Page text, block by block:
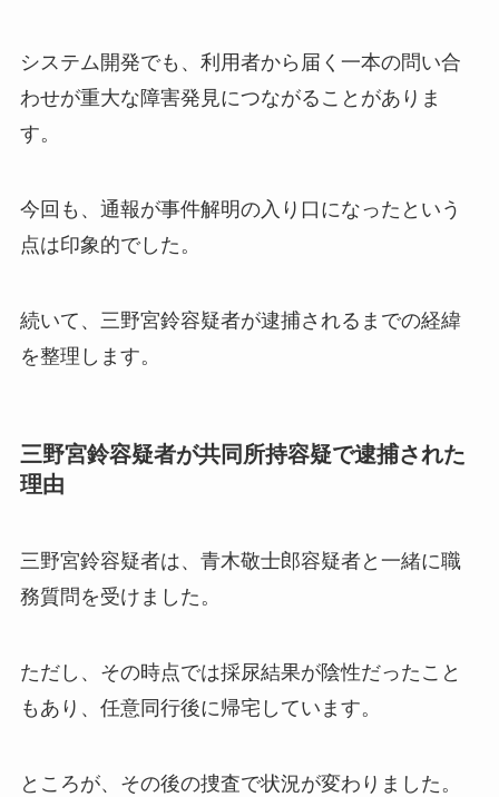
システム開発でも、利用者から届く一本の問い合
わせが重大な障害発見につながることがありま
す。
今回も、通報が事件解明の入り口になったという
点は印象的でした。
続いて、三野宮鈴容疑者が逮捕されるまでの経緯
を整理します。
三野宮鈴容疑者が共同所持容疑で逮捕された
理由
三野宮鈴容疑者は、青木敬士郎容疑者と一緒に職
務質問を受けました。
ただし、その時点では採尿結果が陰性だったこと
もあり、任意同行後に帰宅しています。
ところが、その後の捜査で状況が変わりました。